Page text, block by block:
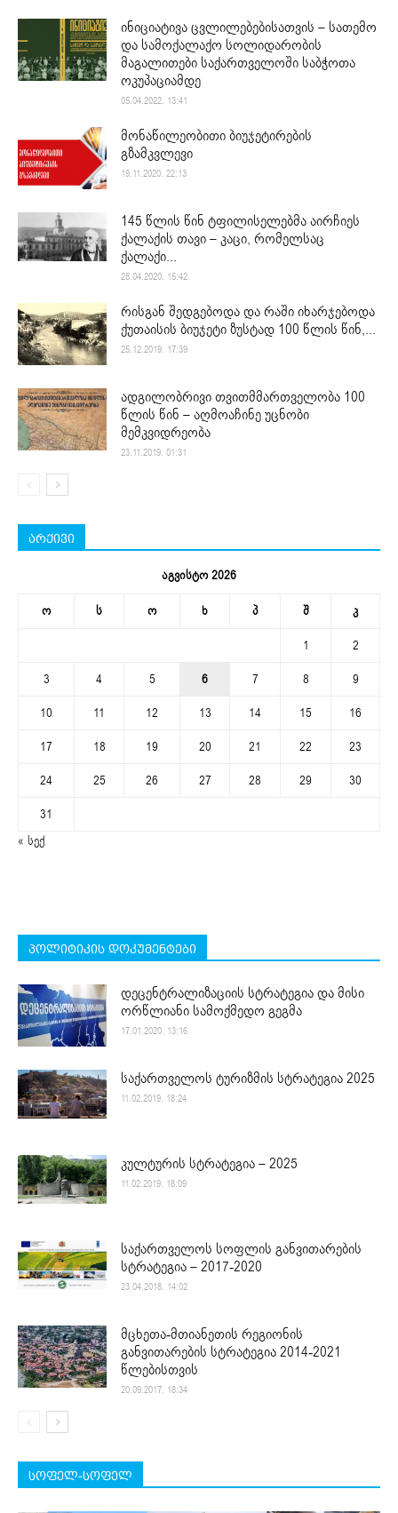
ინიციატივა ცვლილებებისათვის – სათემო
და სამოქალაქო სოლიდარობის
მაგალითები საქართველოში საბჭოთა
ოკუპაციამდე
05.04.2022. 13:41
მონაწილეობითი ბიუჯეტირების
გზამკვლევი
19.11.2020. 22:13
145 წლის წინ ტფილისელებმა აირჩიეს
ქალაქის თავი – კაცი, რომელსაც
ქალაქი...
28.04.2020. 15:42
რისგან შედგებოდა და რაში იხარჯებოდა
ქუთაისის ბიუჯეტი ზუსტად 100 წლის წინ,...
25.12.2019. 17:39
ადგილობრივი თვითმმართველობა 100
წლის წინ – აღმოაჩინე უცნობი
მემკვიდრეობა
23.11.2019. 01:31
არქივი
აგვისტო 2026
ო ს ო ხ პ შ კ
1
2
3
4 5 6 7 8
9
10
11 12 13 14 15
16
17
18 19 20 21 22
23
24
25 26 27 28 29
30
31
« სექ
პოლიტიკის დოკუმენტები
დეცენტრალიზაციის სტრატეგია და მისი
ორწლიანი სამოქმედო გეგმა
17.01.2020. 13:16
საქართველოს ტურიზმის სტრატეგია 2025
11.02.2019. 18:24
კულტურის სტრატეგია – 2025
11.02.2019. 18:09
საქართველოს სოფლის განვითარების
სტრატეგია – 2017-2020
23.04.2018. 14:02
მცხეთა-მთიანეთის რეგიონის
განვითარების სტრატეგია 2014-2021
წლებისთვის
20.09.2017. 18:34
სოფელ-სოფელ